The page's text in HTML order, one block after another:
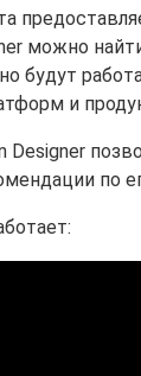
можно
будут
и
Designer
по